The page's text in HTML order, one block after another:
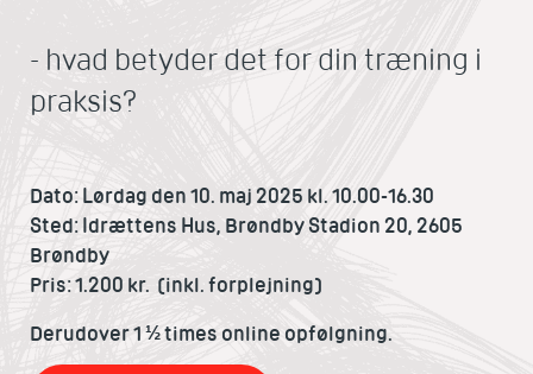
- hvad betyder det for din træning i
praksis?
Dato: Lørdag den 10. maj 2025 kl. 10.00-16.30
Sted: Idrættens Hus, Brøndby Stadion 20, 2605
Brøndby
Pris:1.200 kr. (inkl. forplejning)
Derudover 1 ½ times online opfølgning.